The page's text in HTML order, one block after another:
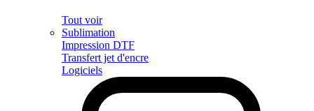
Tout voir
Sublimation
Impression DTF
Transfert jet d'encre
Logiciels